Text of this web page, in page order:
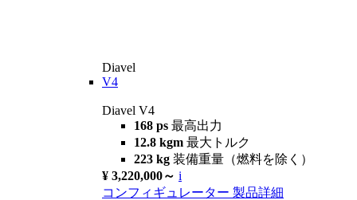
Diavel
V4
Diavel V4
168 ps 最高出力
12.8 kgm 最大トルク
223 kg 装備重量（燃料を除く）
¥ 3,220,000～ i
コンフィギュレーター 製品詳細